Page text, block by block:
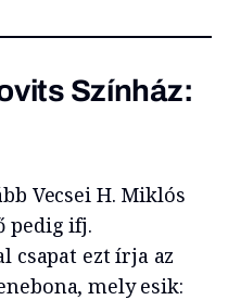
Színház:
Vecsei H. Miklós
pedig ifj.
csapat ezt írja az
mely esik: